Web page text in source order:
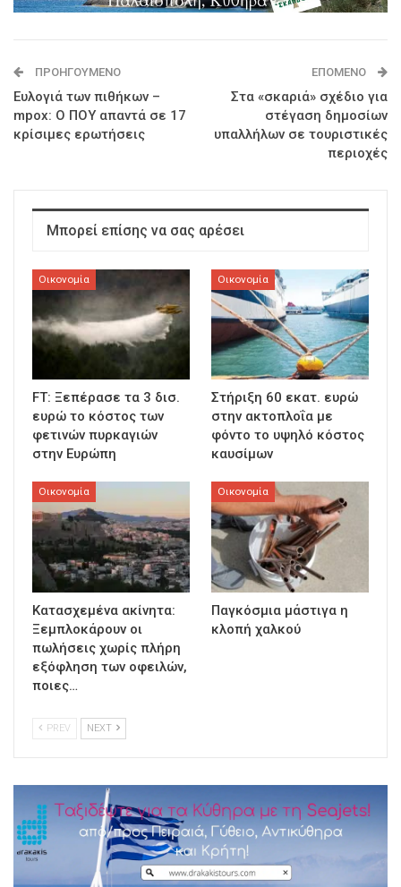
ΠΡΟΗΓΟΎΜΕΝΟ
Ευλογιά των πιθήκων –
mpox: Ο ΠΟΥ απαντά σε 17
κρίσιμες ερωτήσεις
ΕΠΌΜΕΝΟ
Στα «σκαριά» σχέδιο για
στέγαση δημοσίων
υπαλλήλων σε τουριστικές
περιοχές
Μπορεί επίσης να σας αρέσει
Οικονομία
FT: Ξεπέρασε τα 3 δισ.
ευρώ το κόστος των
φετινών πυρκαγιών
στην Ευρώπη
Οικονομία
Στήριξη 60 εκατ. ευρώ
στην ακτοπλοΐα με
φόντο το υψηλό κόστος
καυσίμων
Οικονομία
Κατασχεμένα ακίνητα:
Ξεμπλοκάρουν οι
πωλήσεις χωρίς πλήρη
εξόφληση των οφειλών,
ποιες…
Οικονομία
Παγκόσμια μάστιγα η
κλοπή χαλκού
PREV NEXT